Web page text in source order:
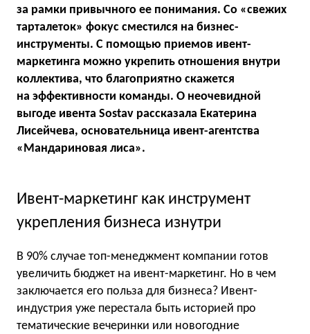
за рамки привычного ее понимания. Со «свежих
тарталеток» фокус сместился на бизнес-
инструменты. С помощью приемов ивент-
маркетинга можно укрепить отношения внутри
коллектива, что благоприятно скажется
на эффективности команды. О неочевидной
выгоде ивента Sostav рассказала Екатерина
Лисейчева, основательница ивент-агентства
«Мандариновая лиса».
Ивент-маркетинг как инструмент
укрепления бизнеса изнутри
В 90% случае топ-менеджмент компании готов
увеличить бюджет на ивент-маркетинг. Но в чем
заключается его польза для бизнеса? Ивент-
индустрия уже перестала быть историей про
тематические вечеринки или новогодние